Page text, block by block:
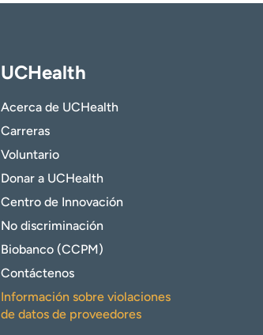
UCHealth
Acerca de UCHealth
Carreras
Voluntario
Donar a UCHealth
Centro de Innovación
No discriminación
Biobanco (CCPM)
Contáctenos
Información sobre violaciones
de datos de proveedores